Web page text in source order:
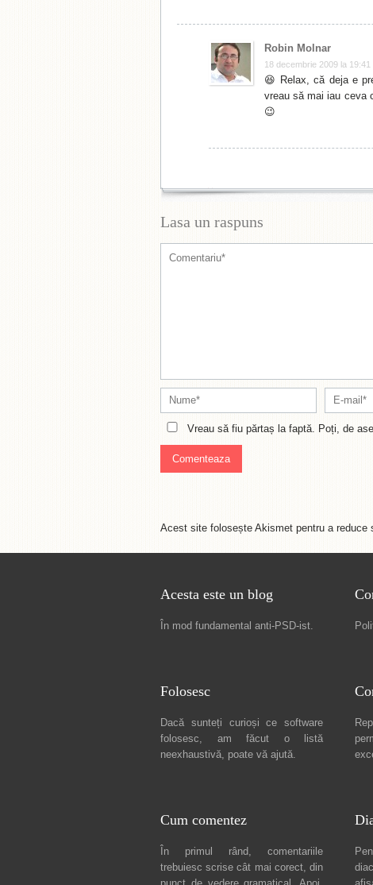
Robin Molnar
18 decembrie 2009 la 19:41
😆 Relax, că deja e
vreau să mai iau ceva
😉
Lasa un raspuns
Vreau să fiu părtaș la faptă. Poți, de
Acest site folosește Akismet pentru a reduce
Acesta este un blog
În mod fundamental anti-PSD-ist.
Folosesc
Dacă sunteți curioși ce software
folosesc, am făcut o listă
neexhaustivă, poate vă ajută.
Cum comentez
În primul rând, comentariile
trebuiesc scrise cât mai corect, din